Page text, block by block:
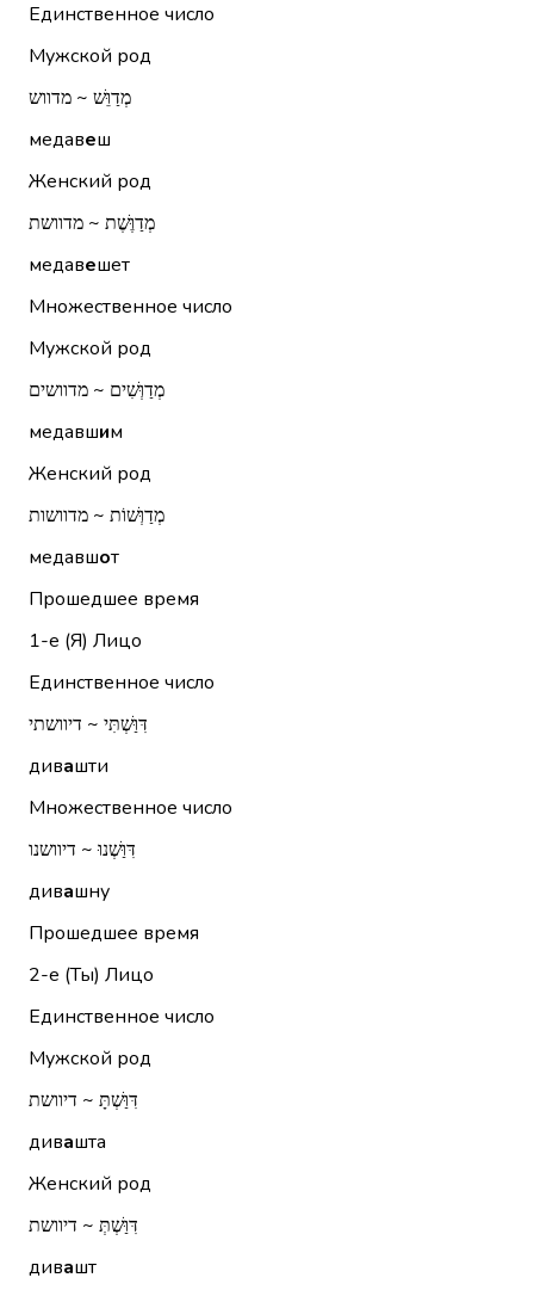
Единственное число
Мужской род
מְדַוֵּשׁ ~ מדווש
медавеш
Женский род
מְדַוֶּשֶׁת ~ מדוושת
медавешет
Множественное число
Мужской род
מְדַוְּשִׁים ~ מדוושים
медавшим
Женский род
מְדַוְּשׁוֹת ~ מדוושות
медавшот
Прошедшее время
1-е (Я) Лицо
Единственное число
דִּוַּשְׁתִּי ~ דיוושתי
дивашти
Множественное число
דִּוַּשְׁנוּ ~ דיוושנו
дивашну
Прошедшее время
2-е (Ты) Лицо
Единственное число
Мужской род
דִּוַּשְׁתָּ ~ דיוושת
дивашта
Женский род
דִּוַּשְׁתְּ ~ דיוושת
дивашт